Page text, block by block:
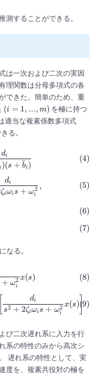
測することができる。
は一次および二次の実因
理関数は分母多項式の各
できた。簡単のため、重
(i = 1, ..., m) を極に持つ
適当な複素係数多項式
る。
G(s) &=
)(s + b
ˉi )
di
ζiωis + ωi
2
di ,
なる。
y(t) &=
+ ωi
2 x(s)
s2 + 2ζiωis + ωi
2
di x(s)]
び二次遅れ系に入力を行
系の特性のみから高次シ
遅れ系の特性として、実
度を、複素共役対の極を